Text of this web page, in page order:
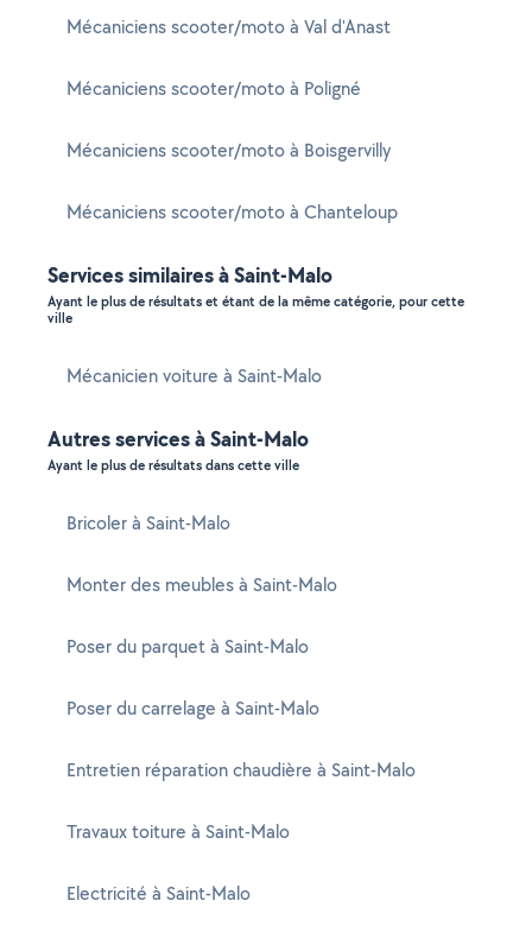
Mécaniciens scooter/moto à Val d'Anast
Mécaniciens scooter/moto à Poligné
Mécaniciens scooter/moto à Boisgervilly
Mécaniciens scooter/moto à Chanteloup
Services similaires à Saint-Malo
Ayant le plus de résultats et étant de la même catégorie, pour cette
ville
Mécanicien voiture à Saint-Malo
Autres services à Saint-Malo
Ayant le plus de résultats dans cette ville
Bricoler à Saint-Malo
Monter des meubles à Saint-Malo
Poser du parquet à Saint-Malo
Poser du carrelage à Saint-Malo
Entretien réparation chaudière à Saint-Malo
Travaux toiture à Saint-Malo
Electricité à Saint-Malo